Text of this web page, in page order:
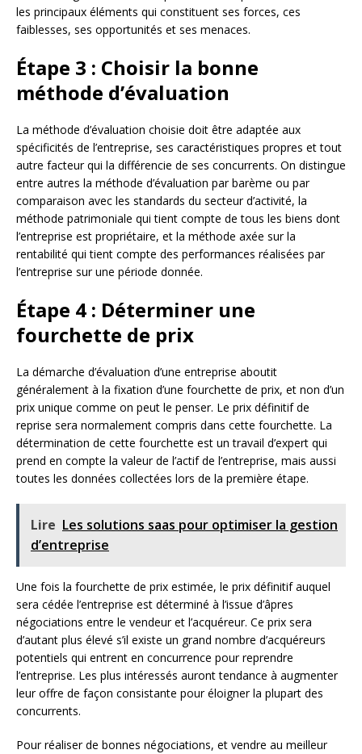
les principaux éléments qui constituent ses forces, ces
faiblesses, ses opportunités et ses menaces.
Étape 3 : Choisir la bonne
méthode d’évaluation
La méthode d’évaluation choisie doit être adaptée aux
spécificités de l’entreprise, ses caractéristiques propres et tout
autre facteur qui la différencie de ses concurrents. On distingue
entre autres la méthode d’évaluation par barème ou par
comparaison avec les standards du secteur d’activité, la
méthode patrimoniale qui tient compte de tous les biens dont
l’entreprise est propriétaire, et la méthode axée sur la
rentabilité qui tient compte des performances réalisées par
l’entreprise sur une période donnée.
Étape 4 : Déterminer une
fourchette de prix
La démarche d’évaluation d’une entreprise aboutit
généralement à la fixation d’une fourchette de prix, et non d’un
prix unique comme on peut le penser. Le prix définitif de
reprise sera normalement compris dans cette fourchette. La
détermination de cette fourchette est un travail d’expert qui
prend en compte la valeur de l’actif de l’entreprise, mais aussi
toutes les données collectées lors de la première étape.
Lire Les solutions saas pour optimiser la gestion
d’entreprise
Une fois la fourchette de prix estimée, le prix définitif auquel
sera cédée l’entreprise est déterminé à l’issue d’âpres
négociations entre le vendeur et l’acquéreur. Ce prix sera
d’autant plus élevé s’il existe un grand nombre d’acquéreurs
potentiels qui entrent en concurrence pour reprendre
l’entreprise. Les plus intéressés auront tendance à augmenter
leur offre de façon consistante pour éloigner la plupart des
concurrents.
Pour réaliser de bonnes négociations, et vendre au meilleur